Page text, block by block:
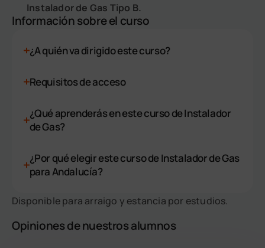
Instalador de Gas Tipo B.
Información sobre el curso
¿A quién va dirigido este curso?
Requisitos de acceso
¿Qué aprenderás en este curso de Instalador
de Gas?
¿Por qué elegir este curso de Instalador de Gas
para Andalucía?
Disponible para arraigo y estancia por estudios.
Opiniones de nuestros alumnos